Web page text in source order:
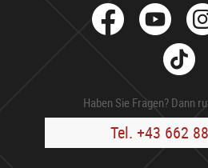
Haben Sie Fragen? Dann
Tel. +43 662